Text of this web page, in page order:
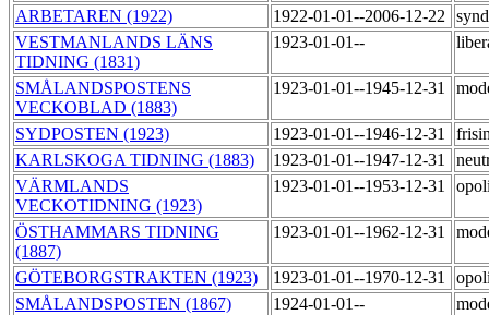
ARBETAREN (1922) 1922-01-01--2006-12-22
VESTMANLANDS LÄNS
TIDNING (1831)
1923-01-01--
SMÅLANDSPOSTENS
VECKOBLAD (1883)
1923-01-01--1945-12-31
SYDPOSTEN (1923) 1923-01-01--1946-12-31
KARLSKOGA TIDNING (1883)
1923-01-01--1947-12-31
VÄRMLANDS
VECKOTIDNING (1923)
1923-01-01--1953-12-31
ÖSTHAMMARS TIDNING
(1887)
1923-01-01--1962-12-31
GÖTEBORGSTRAKTEN (1923) 1923-01-01--1970-12-31
SMÅLANDSPOSTEN (1867)
1924-01-01--